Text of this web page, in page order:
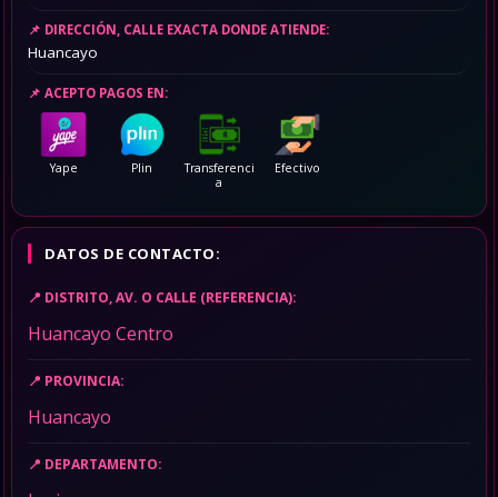
DIRECCIÓN, CALLE EXACTA DONDE ATIENDE:
Huancayo
ACEPTO PAGOS EN:
Yape Plin
Transferenci
a
Efectivo
DATOS DE CONTACTO:
DISTRITO, AV. O CALLE (REFERENCIA):
Huancayo Centro
PROVINCIA:
Huancayo
DEPARTAMENTO: